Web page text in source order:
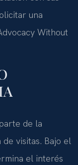
una
Without
de la
visitas. Bajo el
el interés